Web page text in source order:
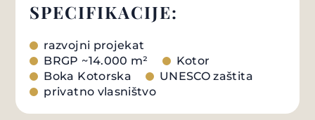
SPECIFIKACIJE:
razvojni projekat
BRGP ~14.000 m²
Kotor
Boka Kotorska
UNESCO zaštita
privatno vlasništvo